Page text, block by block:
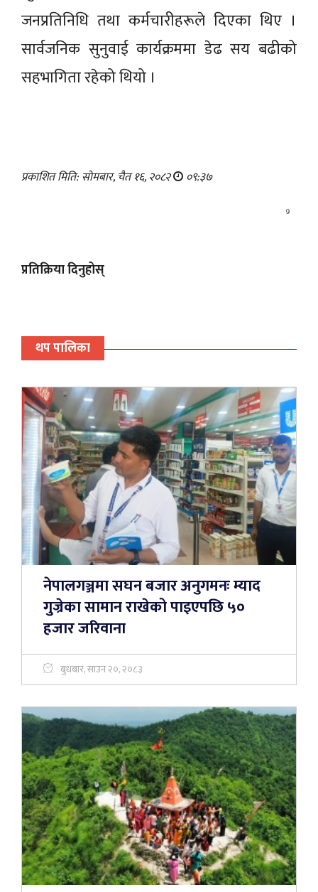
जनप्रतिनिधि तथा कर्मचारीहरूले दिएका थिए ।
सार्वजनिक सुनुवाई कार्यक्रममा डेढ सय बढीको
सहभागिता रहेको थियो ।
प्रकाशित मिति: सोमबार, चैत १६, २०८२ ०९:३७
9
प्रतिक्रिया दिनुहोस्
थप पालिका
नेपालगञ्जमा सघन बजार अनुगमनः म्याद
गुज्रेका सामान राखेको पाइएपछि ५०
हजार जरिवाना
बुधबार, साउन २०, २०८३